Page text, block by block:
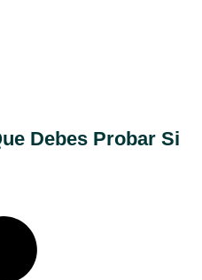
Debes Probar Si